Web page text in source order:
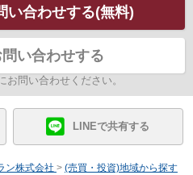
い合わせする(無料)
い合わせする
お問い合わせください。
LINEで共有する
ン株式会社 > (売買・投資)地域から探す